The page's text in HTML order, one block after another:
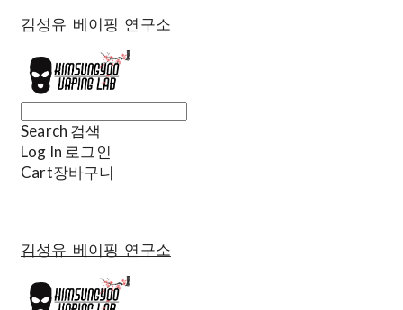
김성유 베이핑 연구소
Search 검색
Log In 로그인
Cart장바구니
김성유 베이핑 연구소